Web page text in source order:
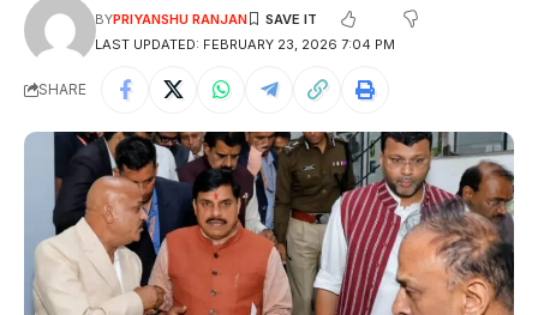
LAST UPDATED: FEBRUARY 23, 2026 7:04 PM
BYPRIYANSHU RANJAN
SHARE